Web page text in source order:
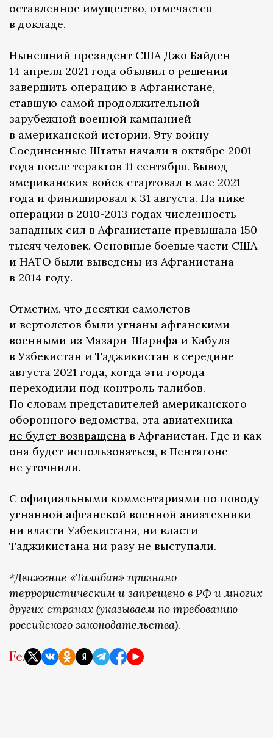
оставленное имущество, отмечается
в докладе.
Нынешний президент США Джо Байден
14 апреля 2021 года объявил о решении
завершить операцию в Афганистане,
ставшую самой продолжительной
зарубежной военной кампанией
в американской истории. Эту войну
Соединенные Штаты начали в октябре 2001
года после терактов 11 сентября. Вывод
американских войск стартовал в мае 2021
года и финишировал к 31 августа. На пике
операции в 2010-2013 годах численность
западных сил в Афганистане превышала 150
тысяч человек. Основные боевые части США
и НАТО были выведены из Афганистана
в 2014 году.
Отметим, что десятки самолетов
и вертолетов были угнаны афганскими
военными из Мазари-Шарифа и Кабула
в Узбекистан и Таджикистан в середине
августа 2021 года, когда эти города
переходили под контроль талибов.
По словам представителей американского
оборонного ведомства, эта авиатехника
не будет возвращена в Афганистан. Где и как
она будет использоваться, в Пентагоне
не уточнили.
С официальными комментариями по поводу
угнанной афганской военной авиатехники
ни власти Узбекистана, ни власти
Таджикистана ни разу не выступали.
*Движение «Талибан» признано
террористическим и запрещено в РФ и многих
других странах (указываем по требованию
российского законодательства).